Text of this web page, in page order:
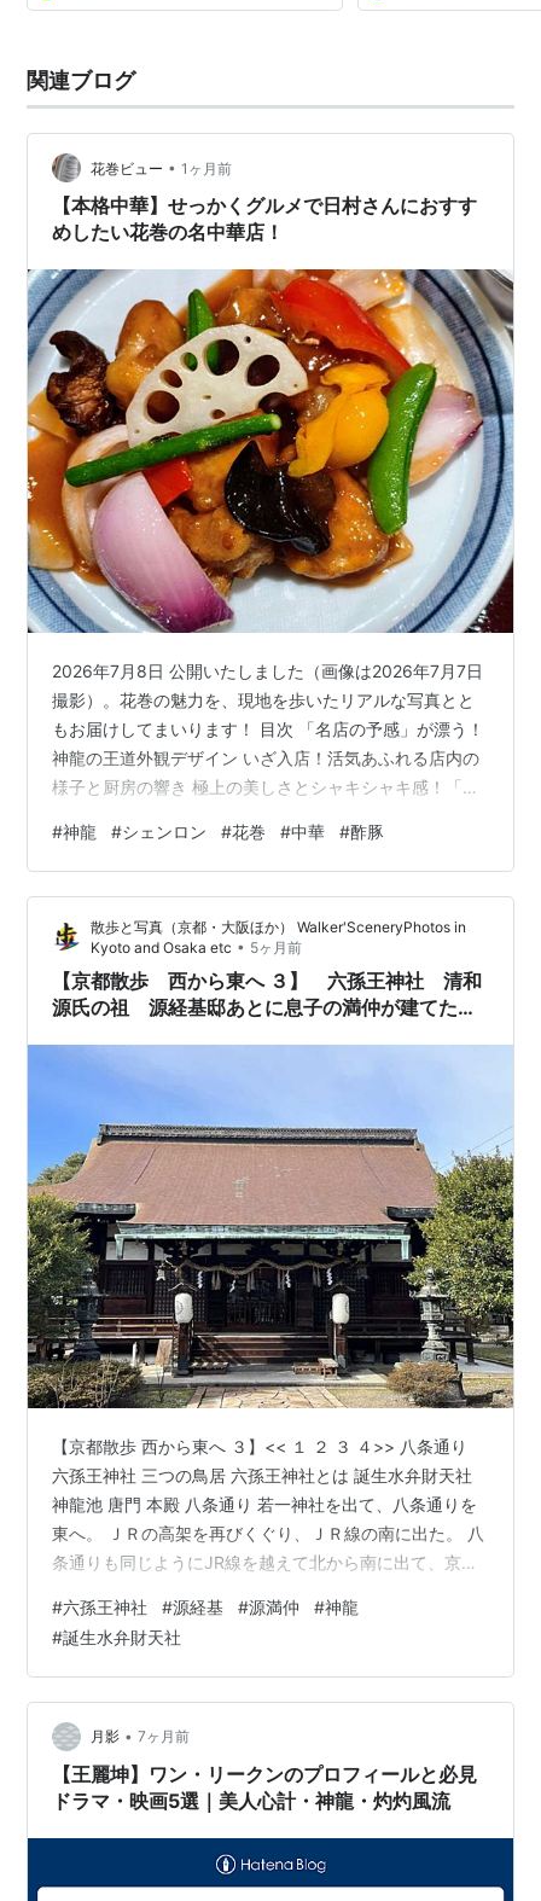
関連ブログ
花巻ビュー • 1ヶ月前
【本格中華】せっかくグルメで日村さんにおすす
めしたい花巻の名中華店！
2026年7月8日 公開いたしました（画像は2026年7月7日
撮影）。花巻の魅力を、現地を歩いたリアルな写真とと
もお届けしてまいります！ 目次 「名店の予感」が漂う！
神龍の王道外観デザイン いざ入店！活気あふれる店内の
様子と厨房の響き 極上の美しさとシャキシャキ感！「ス
いコーロー）定食」 【番頭Goのアドバイス】アクセスと
駐車のコツ 主要ポイントからの所要時間とマップ まとめ
＆エンディング トラ社長（猫）：みんな！お腹空いてな
いニャ！？今日は花巻市吹張町（ふっぱりちょう）にあ
る、めちゃくちゃ気になってた中華料理のお店に行く
ぞ！2018年8月に…
#神龍 #シェンロン #花巻 #中華 #酢豚
散歩と写真（京都・大阪ほか） Walker'SceneryPhotos in
Kyoto and Osaka etc • 5ヶ月前
【京都散歩 西から東へ ３】 六孫王神社 清和
源氏の祖 源経基邸あとに息子の満仲が建てた
【京都散歩 西から東へ ３】<< １ ２ ３ ４>> 八条通り
六孫王神社 三つの鳥居 六孫王神社とは 誕生水弁財天社
神龍池 唐門 本殿 八条通り 若一神社を出て、八条通りを
東へ。 ＪＲの高架を再びくぐり、ＪＲ線の南に出た。 八
条通りも同じようにJR線を越えて北から南に出て、京都
たあたりから、ＪＲ線沿いに八条通りが京都駅に向かっ
て続いて行く。 この高架下の道は年季があった。 六孫王
神社 次の目的地は「六孫王神社」 ＪＲ新幹線の高架の沿
いをずっと歩いて到着。 三つの鳥居 南鳥居 壬生通りと
八条通りの交差点の北西角にある。 この神社はいり口
が…
#六孫王神社 #源経基 #源満仲 #神龍
#誕生水弁財天社
月影 • 7ヶ月前
【王麗坤】ワン・リークンのプロフィールと必見
ドラマ・映画5選｜美人心計・神龍・灼灼風流